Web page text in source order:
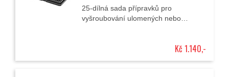
25-dílná sada přípravků pro
vyšroubování ulomených nebo
Kč 1.140,-